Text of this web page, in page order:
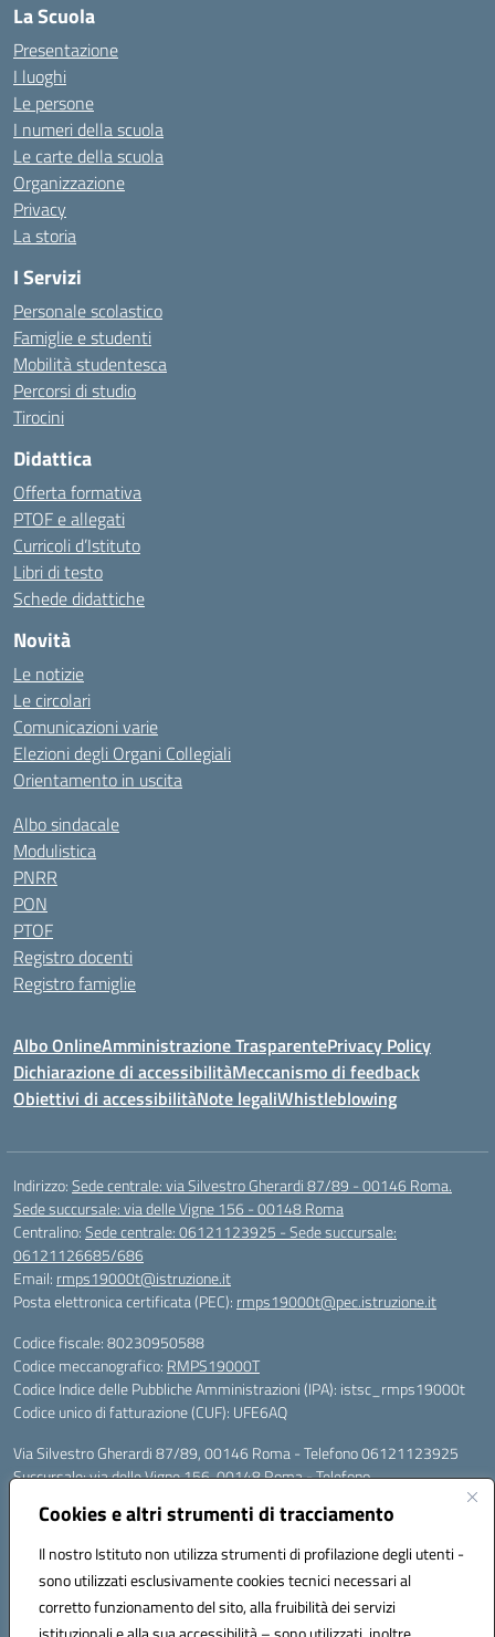
Cookies e altri strumenti di tracciamento
Il nostro Istituto non utilizza strumenti di profilazione degli utenti -
sono utilizzati esclusivamente cookies tecnici necessari al
corretto funzionamento del sito, alla fruibilità dei servizi
La Scuola
Presentazione
I luoghi
Le persone
I numeri della scuola
Le carte della scuola
Organizzazione
Privacy
La storia
I Servizi
Personale scolastico
Famiglie e studenti
Mobilità studentesca
Percorsi di studio
Tirocini
Didattica
Offerta formativa
PTOF e allegati
Curricoli d’Istituto
Libri di testo
Schede didattiche
Novità
Le notizie
Le circolari
Comunicazioni varie
Elezioni degli Organi Collegiali
Orientamento in uscita
Albo sindacale
Modulistica
PNRR
PON
PTOF
Registro docenti
Registro famiglie
Albo OnlineAmministrazione TrasparentePrivacy Policy
Dichiarazione di accessibilitàMeccanismo di feedback
Obiettivi di accessibilitàNote legaliWhistleblowing
Indirizzo:Sede centrale: via Silvestro Gherardi 87/89 - 00146 Roma.
Sede succursale: via delle Vigne 156 - 00148 Roma
Centralino:Sede centrale: 06121123925 - Sede succursale:
06121126685/686
Email: rmps19000t@istruzione.it
Posta elettronica certificata (PEC): rmps19000t@pec.istruzione.it
Codice fiscale: 80230950588
Codice meccanografico: RMPS19000T
Codice Indice delle Pubbliche Amministrazioni (IPA): istsc_rmps19000t
Codice unico di fatturazione (CUF): UFE6AQ
Via Silvestro Gherardi 87/89, 00146 Roma - Telefono 06121123925
Succursale: via delle Vigne 156, 00148 Roma - Telefono
Mail: rmps19000t@istruzione.it - PEC: rmps19000t@pec.istruzione.it
Per contatti con il Dirigente Scolastico, utilizzare esclusivamente
Codice univoco ufficio: UFE6AQ
Codice meccanografico: RMPS19000T